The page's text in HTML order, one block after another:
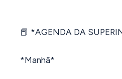
📕 *AGENDA DA
*Manhã*